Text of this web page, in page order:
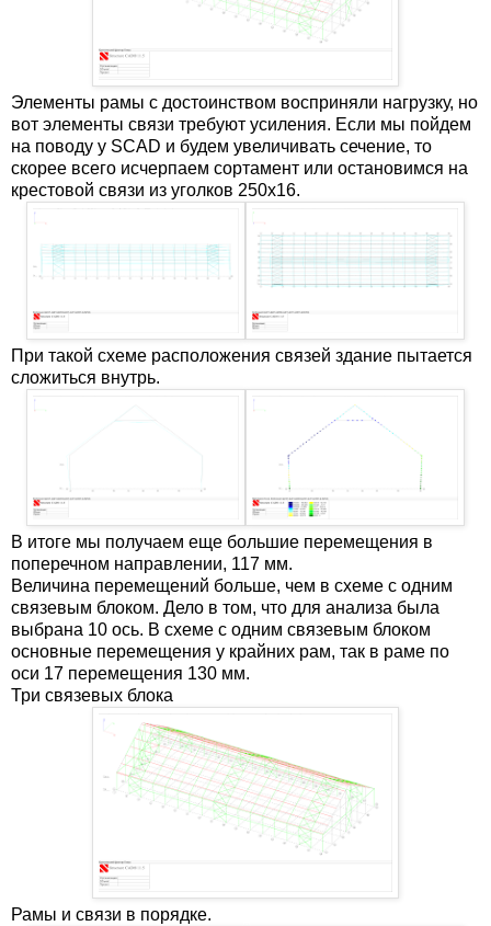
Элементы рамы с достоинством восприняли нагрузку, но
вот элементы связи требуют усиления. Если мы пойдем
на поводу у SCAD и будем увеличивать сечение, то
скорее всего исчерпаем сортамент или остановимся на
крестовой связи из уголков 250х16.
При такой схеме расположения связей здание пытается
сложиться внутрь.
В итоге мы получаем еще большие перемещения в
поперечном направлении, 117 мм.
Величина перемещений больше, чем в схеме с одним
связевым блоком. Дело в том, что для анализа была
выбрана 10 ось. В схеме с одним связевым блоком
основные перемещения у крайних рам, так в раме по
оси 17 перемещения 130 мм.
Три связевых блока
Рамы и связи в порядке.